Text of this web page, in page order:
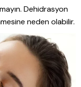
Dehidrasyon
neden olabilir.